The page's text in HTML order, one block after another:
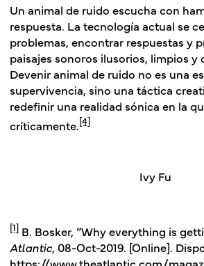
Un animal de ruido escucha con
respuesta. La tecnología actual se
problemas, encontrar respuestas y
paisajes sonoros ilusorios, limpios y
Devenir animal de ruido no es una
supervivencia, sino una táctica
redefinir una realidad sónica en la
críticamente. [4]
Ivy Fu
[1] B. Bosker, “Why everything is
Atlantic, 08-Oct-2019. [Online].